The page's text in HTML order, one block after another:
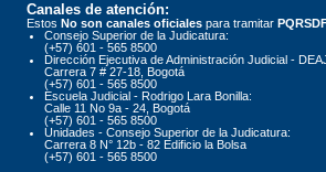
Canales de atención:
Estos No son canales oficiales para tramitar
Consejo Superior de la Judicatura:
(+57) 601 - 565 8500
Dirección Ejecutiva de Administración Judicial -
Carrera 7 # 27-18, Bogotá
(+57) 601 - 565 8500
Escuela Judicial - Rodrigo Lara Bonilla:
Calle 11 No 9a - 24, Bogotá
(+57) 601 - 565 8500
Unidades - Consejo Superior de la Judicatura:
Carrera 8 N° 12b - 82 Edificio la Bolsa
(+57) 601 - 565 8500